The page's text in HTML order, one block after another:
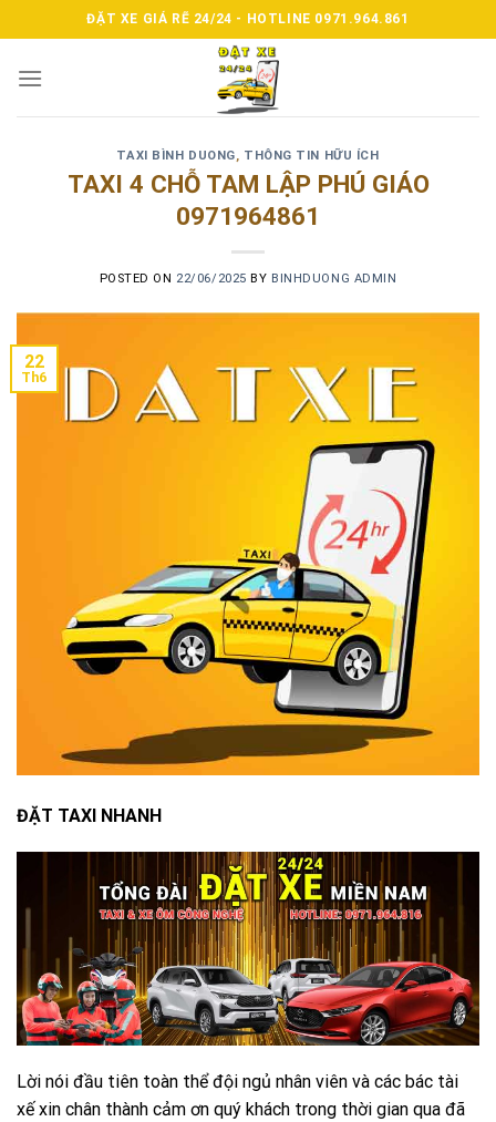
to
content
ĐẶT XE GIÁ RẼ 24/24 - HOTLINE 0971.964.861
TAXI BÌNH DUONG, THÔNG TIN HỮU ÍCH
TAXI 4 CHỖ TAM LẬP PHÚ GIÁO
0971964861
POSTED ON 22/06/2025 BY BINHDUONG ADMIN
22
Th6
ĐẶT TAXI NHANH
Lời nói đầu tiên toàn thể đội ngủ nhân viên và các bác tài
xế xin chân thành cảm ơn quý khách trong thời gian qua đã